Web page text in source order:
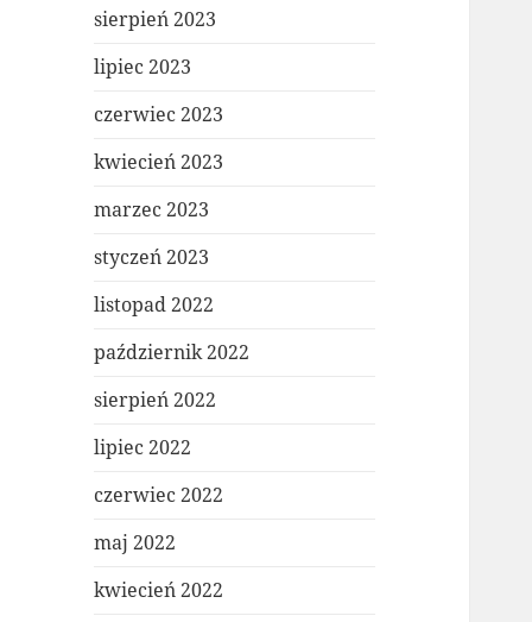
sierpień 2023
lipiec 2023
czerwiec 2023
kwiecień 2023
marzec 2023
styczeń 2023
listopad 2022
październik 2022
sierpień 2022
lipiec 2022
czerwiec 2022
maj 2022
kwiecień 2022